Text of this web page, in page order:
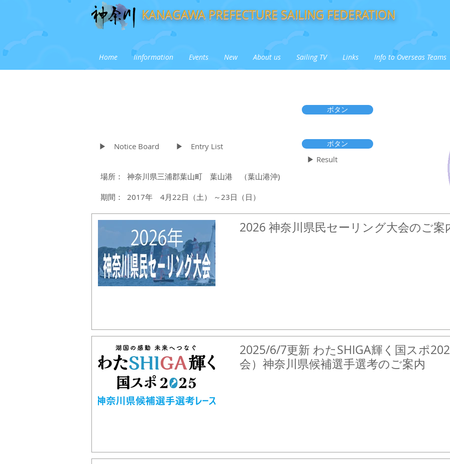
KANAGAWA PREFECTURE SAILING FEDERATION
Home Iinformation Events New About us Sailing TV Links Info to Overseas Teams
2026 神奈川県民セーリング大会のご案
2025/6/7更新 わたSHIGA輝く国スポ2025（国民スポーツ大
会）神奈川県候補選手選考のご案内
場所： 神奈川県三浦郡葉山町 葉山港 （葉山港沖)
期間： 2017年 4月22日（土） ～23日（日）
▶ Notice Board
▶ Entry List
▶ Result
ボタン
ボタン